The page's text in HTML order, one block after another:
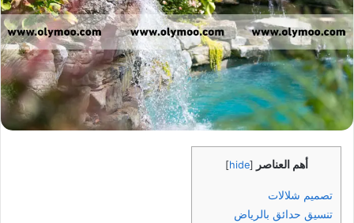
أهم العناصر [
hide
]
تصميم شلالات
تنسيق حدائق بالرياض